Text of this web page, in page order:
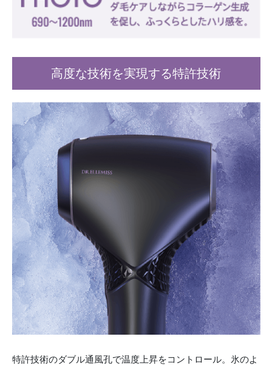
高度な技術を実現する特許技術
特許技術のダブル通風孔で温度上昇をコントロール。氷のよ